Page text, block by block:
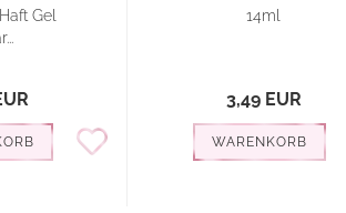
Gel
14ml
3,49 EUR
WARENKORB